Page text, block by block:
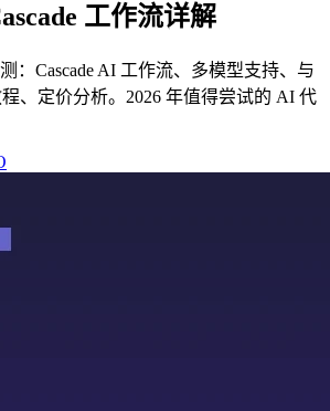
工作流详解
：Cascade AI 工作流、多模型支持、与
、定价分析。2026 年值得尝试的 AI 代